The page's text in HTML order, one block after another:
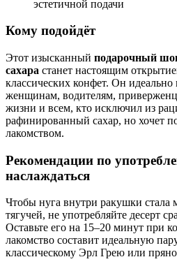
эстетичной подачи
Кому подойдёт
Этот изысканный подарочный
сахара станет настоящим
классических конфет. Он
женщинам, водителям,
жизни и всем, кто исключил из
рафинированный сахар, но хочет
лакомством.
Рекомендации по
наслаждаться
Чтобы нуга внутри ракушки стала
тягучей, не употребляйте десерт
Оставьте его на 15–20 минут при
лакомство составит идеальную
классическому Эрл Грею или